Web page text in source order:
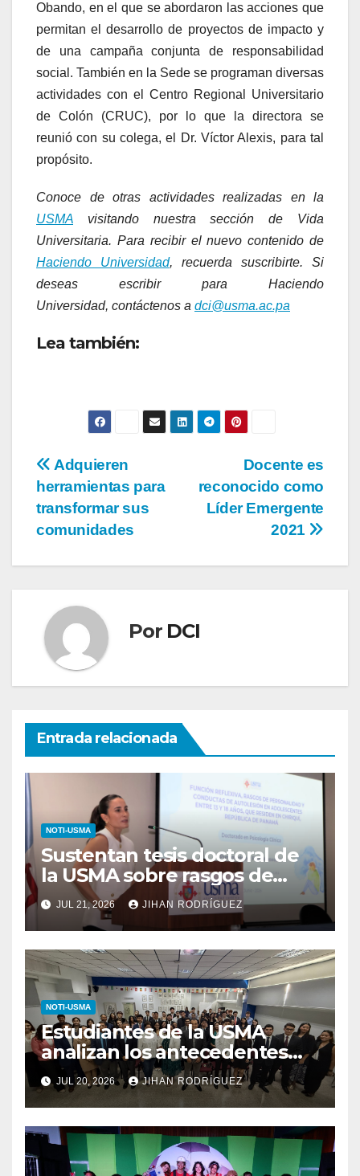
Obando, en el que se abordaron las acciones que
permitan el desarrollo de proyectos de impacto y
de una campaña conjunta de responsabilidad
social. También en la Sede se programan diversas
actividades con el Centro Regional Universitario
de Colón (CRUC), por lo que la directora se
reunió con su colega, el Dr. Víctor Alexis, para tal
propósito.
Conoce de otras actividades realizadas en la
USMA visitando nuestra sección de Vida
Universitaria. Para recibir el nuevo contenido de
Haciendo Universidad, recuerda suscribirte. Si
deseas escribir para Haciendo
Universidad, contáctenos a dci@usma.ac.pa
Lea también:
Docente es
reconocido como
Líder Emergente
2021
Adquieren
herramientas para
transformar sus
comunidades
Por DCI
Entrada relacionada
NOTI-USMA
Sustentan tesis doctoral de
la USMA sobre rasgos de
personalidad y conductas de
autolesión en adolescentes
JUL 21, 2026 JIHAN RODRÍGUEZ
NOTI-USMA
Estudiantes de la USMA
analizan los antecedentes
del Derecho Romano junto a
diputada invitada
JUL 20, 2026 JIHAN RODRÍGUEZ